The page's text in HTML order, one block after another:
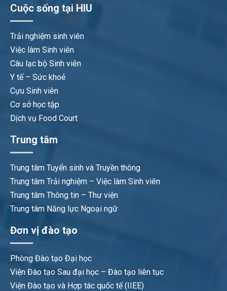
Cuộc sống tại HIU
Trải nghiệm sinh viên
Việc làm Sinh viên
Câu lạc bộ Sinh viên
Y tế – Sức khoẻ
Cựu Sinh viên
Cơ sở học tập
Dịch vụ Food Court
Trung tâm
Trung tâm Tuyển sinh và Truyền thông
Trung tâm Trải nghiệm – Việc làm Sinh viên
Trung tâm Thông tin – Thư viện
Trung tâm Năng lực Ngoại ngữ
Đơn vị đào tạo
Phòng Đào tạo Đại học
Viện Đào tạo Sau đại học – Đào tạo liên tục
Viện Đào tạo và Hợp tác quốc tế (IIEE)